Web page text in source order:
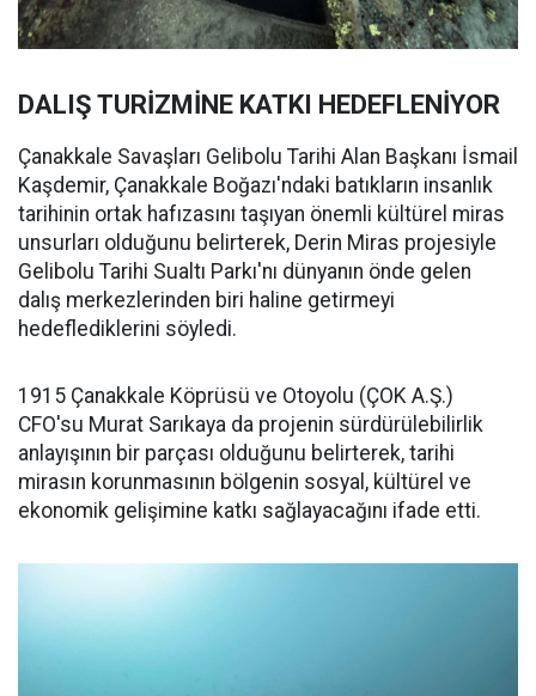
DALIŞ TURİZMİNE KATKI HEDEFLENİYOR
Çanakkale Savaşları Gelibolu Tarihi Alan Başkanı İsmail
Kaşdemir, Çanakkale Boğazı'ndaki batıkların insanlık
tarihinin ortak hafızasını taşıyan önemli kültürel miras
unsurları olduğunu belirterek, Derin Miras projesiyle
Gelibolu Tarihi Sualtı Parkı'nı dünyanın önde gelen
dalış merkezlerinden biri haline getirmeyi
hedeflediklerini söyledi.
1915 Çanakkale Köprüsü ve Otoyolu (ÇOK A.Ş.)
CFO'su Murat Sarıkaya da projenin sürdürülebilirlik
anlayışının bir parçası olduğunu belirterek, tarihi
mirasın korunmasının bölgenin sosyal, kültürel ve
ekonomik gelişimine katkı sağlayacağını ifade etti.